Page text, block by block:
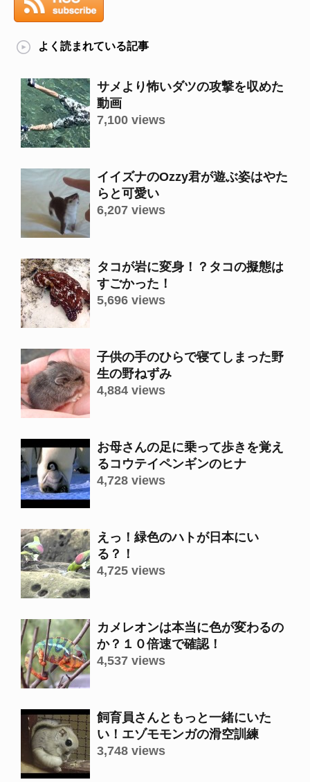
よく読まれている記事
サメより怖いダツの攻撃を収めた
動画
7,100 views
イイズナのOzzy君が遊ぶ姿はやた
らと可愛い
6,207 views
タコが岩に変身！？タコの擬態は
すごかった！
5,696 views
子供の手のひらで寝てしまった野
生の野ねずみ
4,884 views
お母さんの足に乗って歩きを覚え
るコウテイペンギンのヒナ
4,728 views
えっ！緑色のハトが日本にい
る？！
4,725 views
カメレオンは本当に色が変わるの
か？１０倍速で確認！
4,537 views
飼育員さんともっと一緒にいた
い！エゾモモンガの滑空訓練
3,748 views